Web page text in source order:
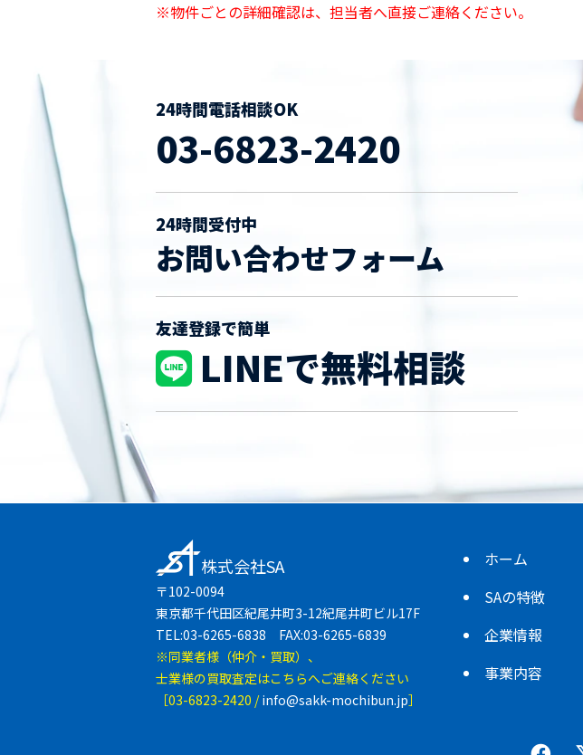
※物件ごとの詳細確認は、担当者へ直接ご連絡ください。
24時間電話相談OK
03-6823-2420
24時間受付中
お問い合わせフォーム
友達登録で簡単
LINEで無料相談
株式会社SA
〒102-0094
東京都千代田区紀尾井町3-12紀尾井町ビル17F
TEL:03-6265-6838 FAX:03-6265-6839
※同業者様（仲介・買取）、
士業様の買取査定はこちらへご連絡ください
［03-6823-2420 /info@sakk-mochibun.jp］
ホーム
SAの特徴
企業情報
事業内容